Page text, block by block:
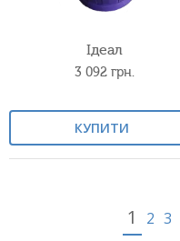
Ідеал
3 092 грн.
КУПИТИ
1 2 3